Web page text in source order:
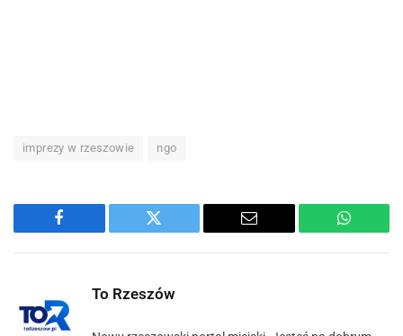
imprezy w rzeszowie ngo
Facebook Twitter Email
To Rzeszów